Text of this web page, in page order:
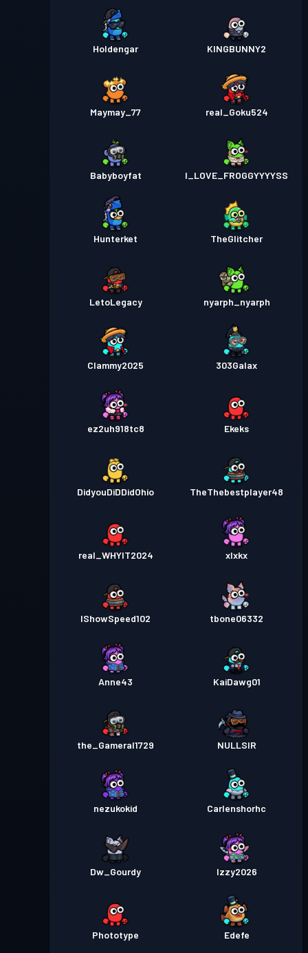
Holdengar KINGBUNNY2
Maymay_77 real_Goku524
Babyboyfat I_LOVE_FROGGYYYYSS
Hunterket TheGlitcher
LetoLegacy nyarph_nyarph
Clammy2025 303Galax
ez2uh918tc8 Ekeks
DidyouDiDDidOhio TheThebestplayer48
real_WHYIT2024 xlxkx
IShowSpeed102 tbone06332
Anne43 KaiDawg01
the_Gameral1729 NULLSIR
nezukokid Carlenshorhc
Dw_Gourdy Izzy2026
Phototype Edefe